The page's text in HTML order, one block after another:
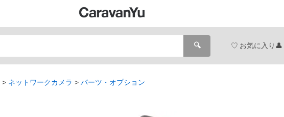
🔍 お気に入り
ネットワークカメラ パーツ・オプション